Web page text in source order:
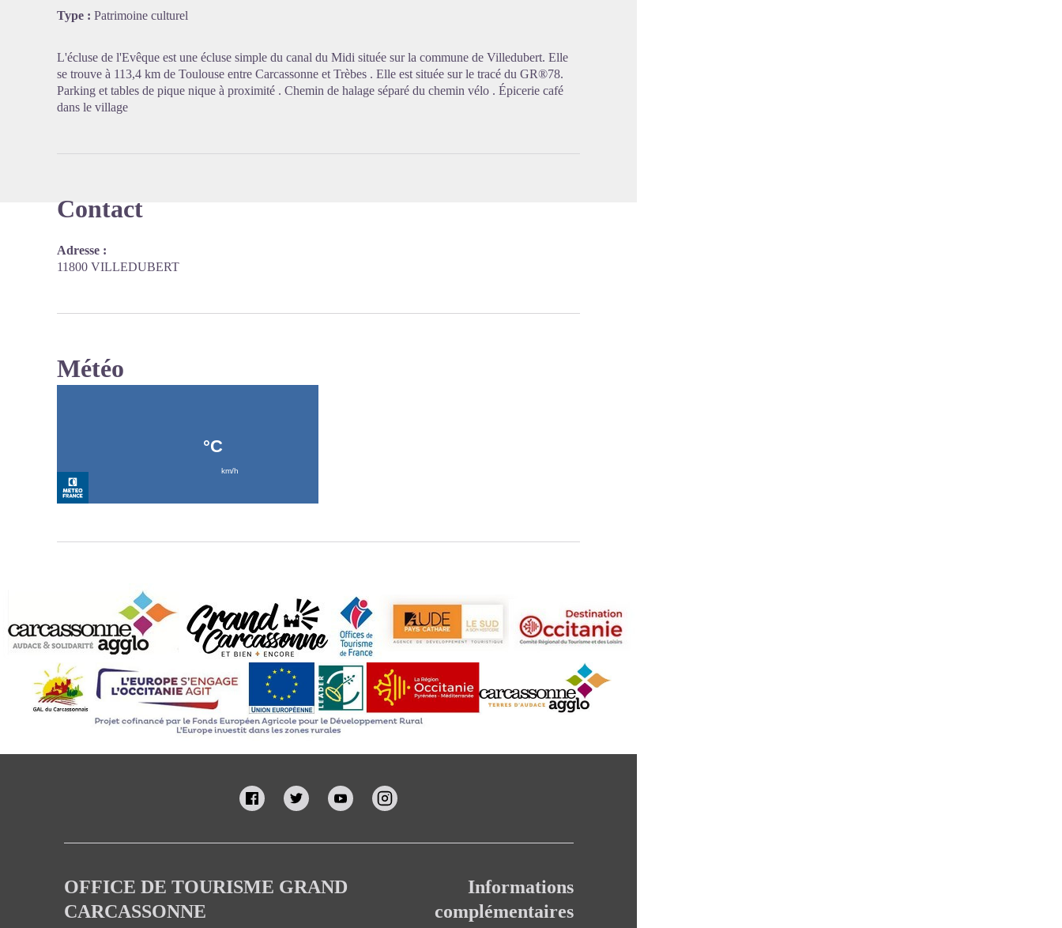
Type : Patrimoine culturel
L'écluse de l'Evêque est une écluse simple du canal du Midi située sur la commune de Villedubert. Elle
se trouve à 113,4 km de Toulouse entre Carcassonne et Trèbes . Elle est située sur le tracé du GR®78.
Parking et tables de pique nique à proximité . Chemin de halage séparé du chemin vélo . Épicerie café
dans le village
Contact
Adresse :
11800 VILLEDUBERT
Météo
OFFICE DE TOURISME GRAND
CARCASSONNE
Informations
complémentaires